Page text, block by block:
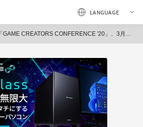
「GAME CREATORS CONFERENCE '20」、3月27日（金）大阪で開催（デジタルエンターテインメントクリエイター協会）